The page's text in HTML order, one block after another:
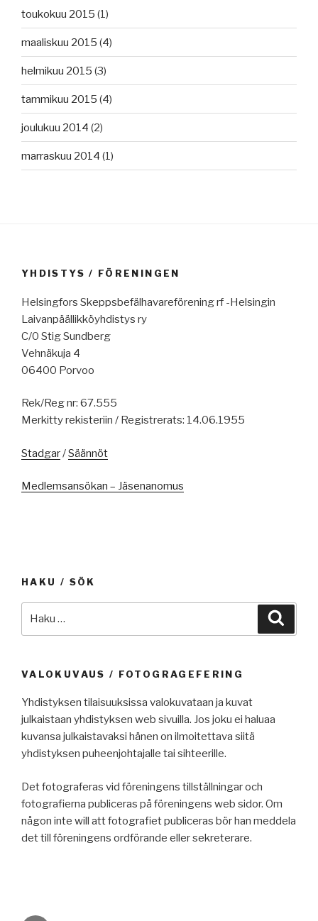
toukokuu 2015 (1)
maaliskuu 2015 (4)
helmikuu 2015 (3)
tammikuu 2015 (4)
joulukuu 2014 (2)
marraskuu 2014 (1)
YHDISTYS / FÖRENINGEN
Helsingfors Skeppsbefälhavareförening rf -Helsingin
Laivanpäällikköyhdistys ry
C/0 Stig Sundberg
Vehnäkuja 4
06400 Porvoo
Rek/Reg nr: 67.555
Merkitty rekisteriin / Registrerats: 14.06.1955
Stadgar/Säännöt
Medlemsansökan – Jäsenanomus
HAKU / SÖK
VALOKUVAUS / FOTOGRAGEFERING
Yhdistyksen tilaisuuksissa valokuvataan ja kuvat
julkaistaan yhdistyksen web sivuilla. Jos joku ei haluaa
kuvansa julkaistavaksi hänen on ilmoitettava siitä
yhdistyksen puheenjohtajalle tai sihteerille.
Det fotograferas vid föreningens tillställningar och
fotografierna publiceras på föreningens web sidor. Om
någon inte will att fotografiet publiceras bör han meddela
det till föreningens ordförande eller sekreterare.